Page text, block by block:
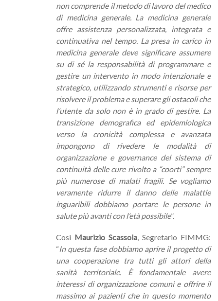
non comprende il metodo di lavoro del medico
di medicina generale. La medicina generale
offre assistenza personalizzata, integrata e
continuativa nel tempo. La presa in carico in
medicina generale deve significare assumere
su di sé la responsabilità di programmare e
gestire un intervento in modo intenzionale e
strategico, utilizzando strumenti e risorse per
risolvere il problema e superare gli ostacoli che
l’utente da solo non è in grado di gestire. La
transizione demografica ed epidemiologica
verso la cronicità complessa e avanzata
impongono di rivedere le modalità di
organizzazione e governance del sistema di
continuità delle cure rivolto a “coorti” sempre
più numerose di malati fragili. Se vogliamo
veramente ridurre il danno delle malattie
inguaribili dobbiamo portare le persone in
salute più avanti con l’età possibile”.
Così Maurizio Scassola, Segretario FIMMG:
“In questa fase dobbiamo aprire il progetto di
una cooperazione tra tutti gli attori della
sanità territoriale. È fondamentale avere
interessi di organizzazione comuni e offrire il
massimo ai pazienti che in questo momento